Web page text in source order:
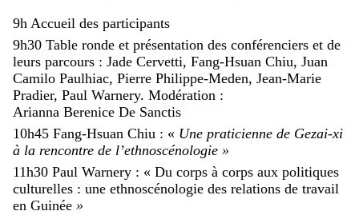
9h Accueil des participants
9h30 Table ronde et présentation des conférenciers et de
leurs parcours : Jade Cervetti, Fang-Hsuan Chiu, Juan
Camilo Paulhiac, Pierre Philippe-Meden, Jean-Marie
Pradier, Paul Warnery. Modération :
Arianna Berenice De Sanctis
10h45 Fang-Hsuan Chiu : « Une praticienne de Gezai-xi
à la rencontre de l’ethnoscénologie »
11h30 Paul Warnery : « Du corps à corps aux politiques
culturelles : une ethnoscénologie des relations de travail
en Guinée »